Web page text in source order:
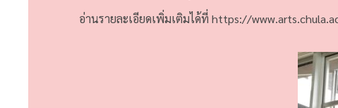
อ่านรายละเอียดเพิ่มเติมได้ที่ https://